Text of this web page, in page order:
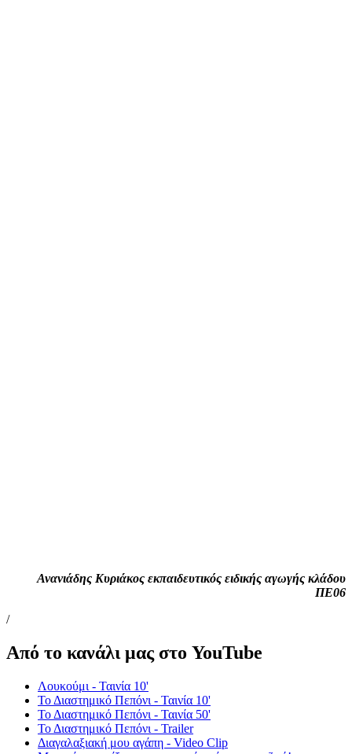
Ανανιάδης Κυριάκος εκπαιδευτικός ειδικής αγωγής κλάδου
ΠΕ06
/
Από το κανάλι μας στο YouTube
Λουκούμι - Ταινία 10'
Το Διαστημικό Πεπόνι - Ταινία 10'
Το Διαστημικό Πεπόνι - Ταινία 50'
Το Διαστημικό Πεπόνι - Trailer
Διαγαλαξιακή μου αγάπη - Video Clip